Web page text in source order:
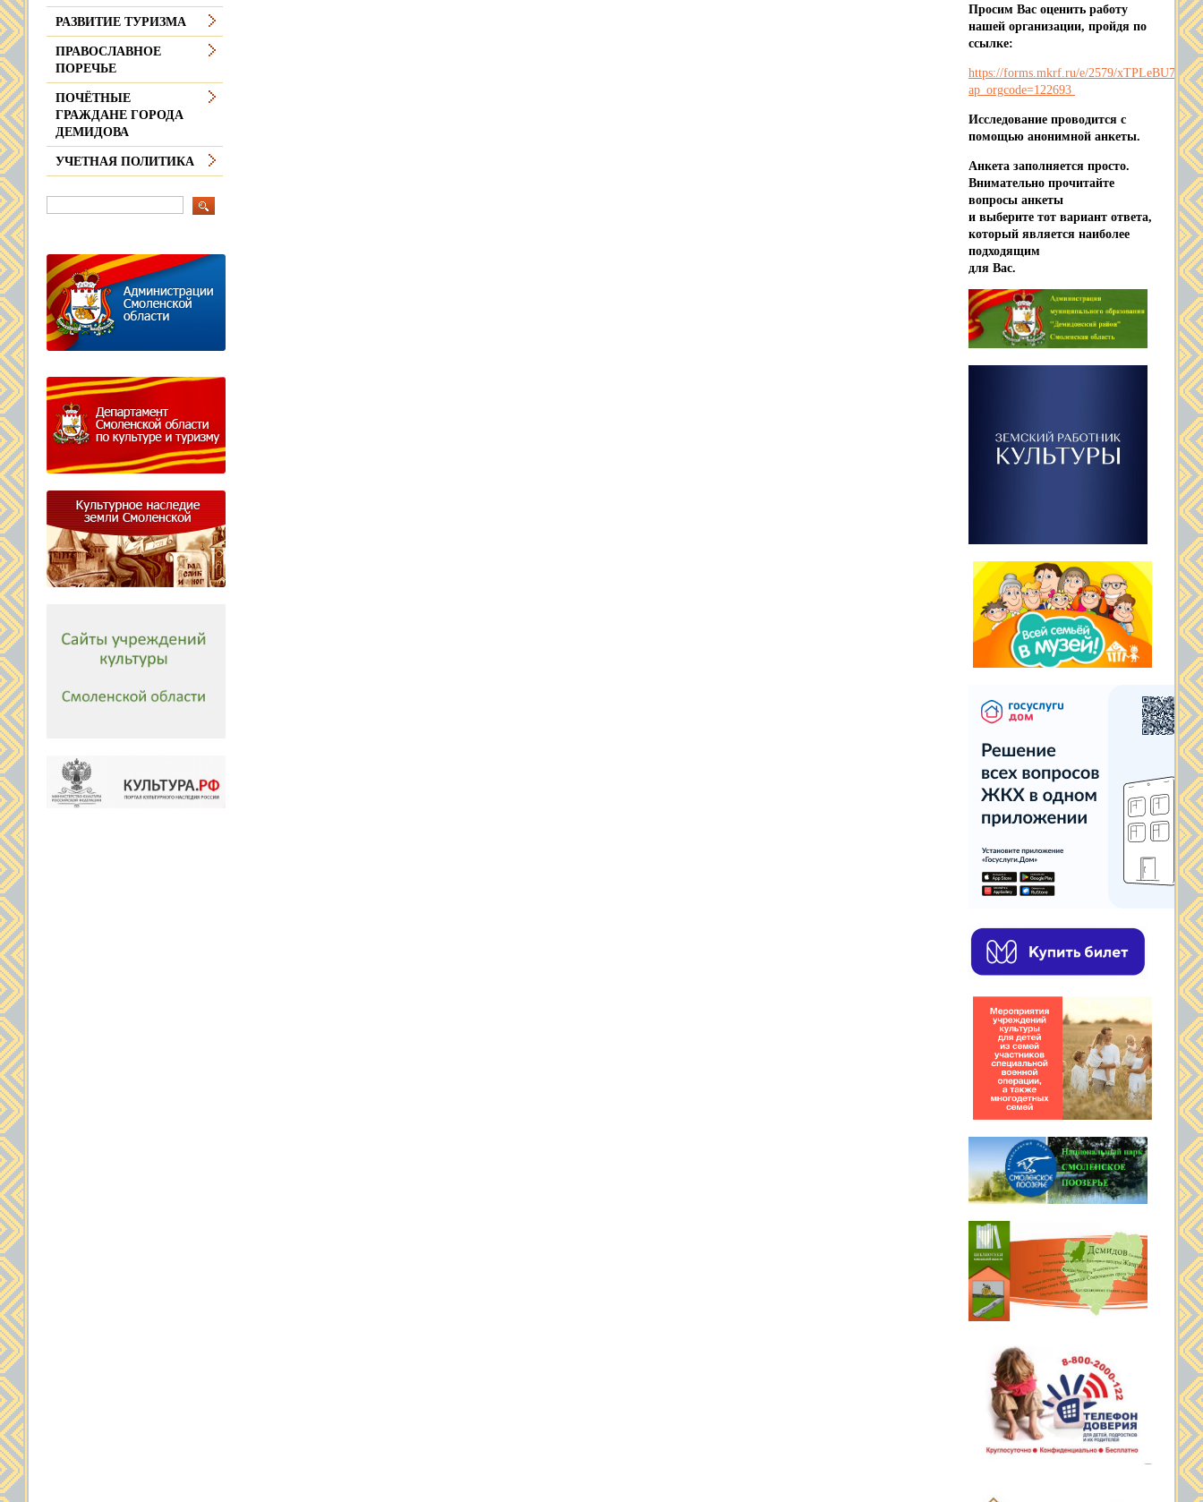
РАЗВИТИЕ ТУРИЗМА
ПРАВОСЛАВНОЕ
ПОРЕЧЬЕ
ПОЧЁТНЫЕ
ГРАЖДАНЕ ГОРОДА
ДЕМИДОВА
УЧЕТНАЯ ПОЛИТИКА
Просим Вас оценить работу
нашей организации, пройдя по
ссылке:
https://forms.mkrf.ru/e/2579/xTPLeBU7/?
ap_orgcode=122693
Исследование проводится с
помощью анонимной анкеты.
Анкета заполняется просто.
Внимательно прочитайте
вопросы анкеты
и выберите тот вариант ответа,
который является наиболее
подходящим
для Вас.